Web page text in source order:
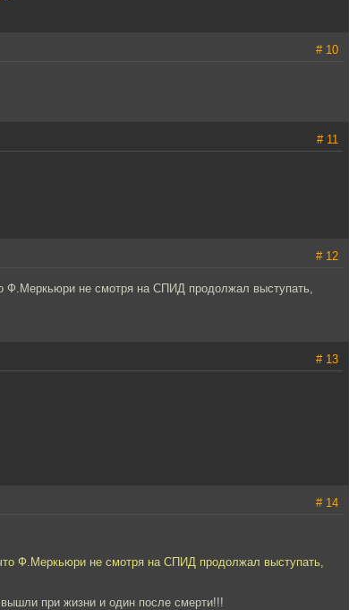
# 10
# 11
# 12
Ф.Меркьюри не смотря на СПИД продолжал выступать,
# 13
# 14
Ф.Меркьюри не смотря на СПИД продолжал выступать,
при жизни и один после смерти!!!